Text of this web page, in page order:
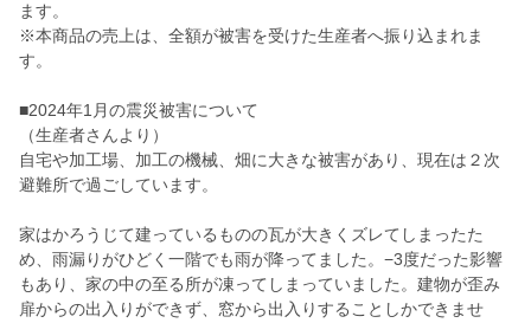
ます。
※本商品の売上は、全額が被害を受けた生産者へ振り込まれま
す。
■2024年1月の震災被害について
（生産者さんより）
自宅や加工場、加工の機械、畑に大きな被害があり、現在は２次
避難所で過ごしています。
家はかろうじて建っているものの瓦が大きくズレてしまったた
め、雨漏りがひどく一階でも雨が降ってました。−3度だった影響
もあり、家の中の至る所が凍ってしまっていました。建物が歪み
扉からの出入りができず、窓から出入りすることしかできませ